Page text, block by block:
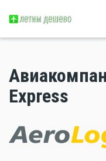
Express